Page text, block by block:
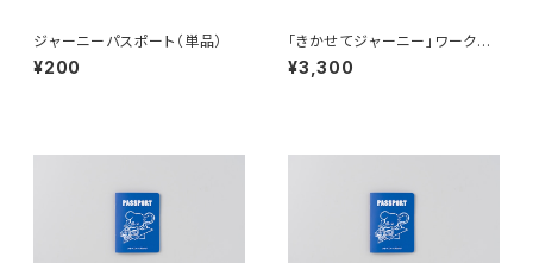
ジャーニーパスポート（単品）
¥200
「きかせてジャーニー」ワークシ
ョップキット
¥3,300